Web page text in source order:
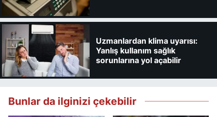
Uzmanlardan klima uyarısı:
Yanlış kullanım sağlık
sorunlarına yol açabilir
Bunlar da ilginizi çekebilir